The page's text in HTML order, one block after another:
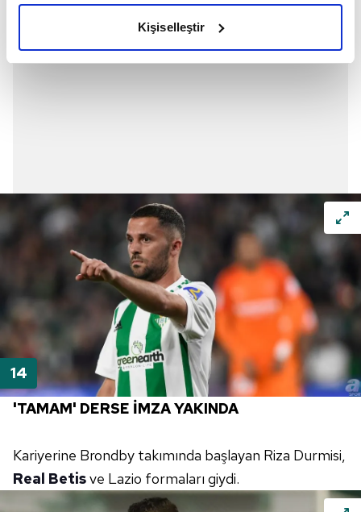
elimizden gelen çabayı gösterdiğimizi ve bu noktada,
Sizlere daha iyi bir hizmet sunabilmek için İnternet
Sitemizde kendimize ve üçüncü kişilere ait çerezler
kullanılmaktadır. Bu çerezler vasıtasıyla çeşitli kişisel
verileriniz işlenmekte olup gerekli olan çerezler bilgi
toplumu hizmetlerinin sunulması amacıyla
kullanılmaktadır. Diğer çerezler, sitemizin daha işlevsel
kılınması ve kişiselleştirilmesi ve sizlere yönelik
reklam/pazarlama faaliyetlerinin yapılması, amaçlarıyla
sınırlı olarak açık rızanız dahilinde kullanılacaktır.
Çerezlere ilişkin tercihlerinizi aşağıda yer alan panel
vasıtasıyla belirleyebilirsiniz. Çerezlere ilişkin detaylı bilgi
6698 sayılı Kişisel Verilerin Korunması Kanunu uyarınca
hazırlanmış Aydınlatma Metnimizi okumak ve sitemizde
Kişiselleştir
'TAMAM' DERSE İMZA YAKINDA
Kariyerine Brondby takımında başlayan Riza Durmisi,
Real Betisve Lazio formaları giydi.